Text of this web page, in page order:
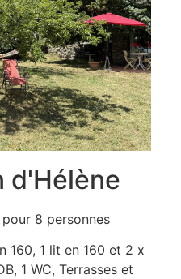
d'Hélène
8 personnes
160, 1 lit en 160 et 2 x
1 WC, Terrasses et